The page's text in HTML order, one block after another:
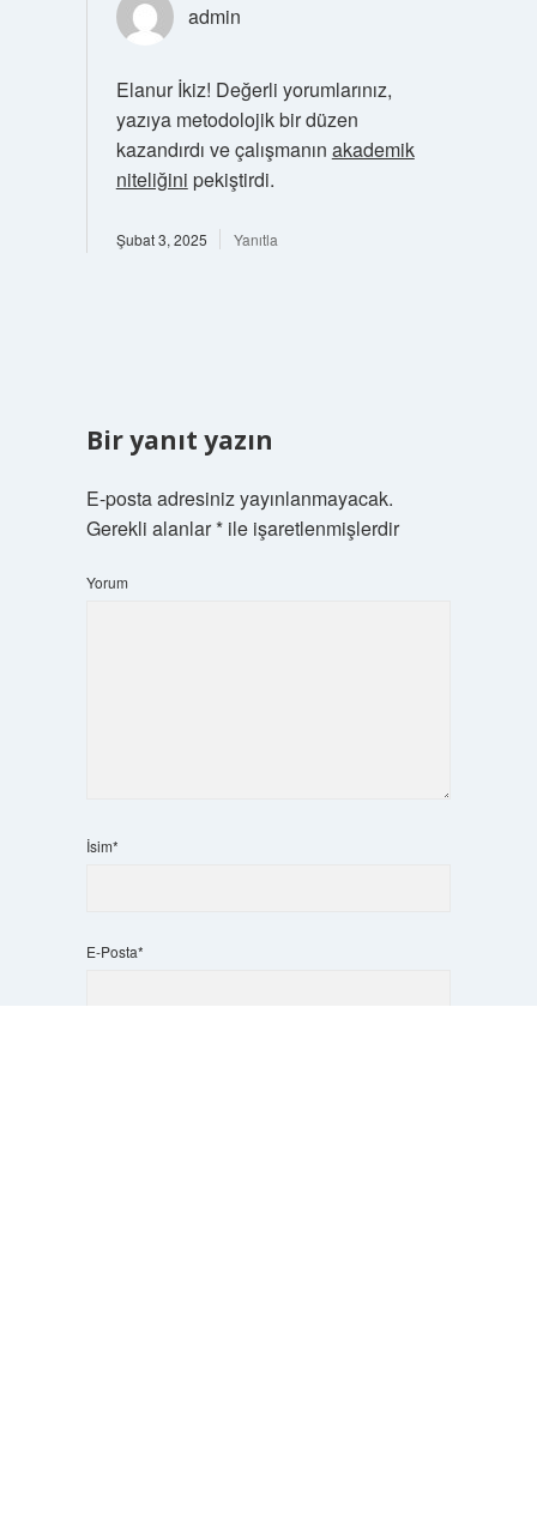
admin
Elanur İkiz! Değerli yorumlarınız,
yazıya metodolojik bir düzen
kazandırdı ve çalışmanın akademik
niteliğini pekiştirdi.
Şubat 3, 2025 Yanıtla
Bir yanıt yazın
E-posta adresiniz yayınlanmayacak.
Gerekli alanlar*ile işaretlenmişlerdir
Yorum
İsim*
E-Posta*